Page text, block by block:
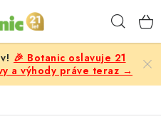
🎉 Botanic oslavuje 21
a výhody práve teraz →